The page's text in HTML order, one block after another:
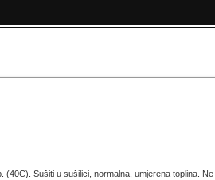
BLACK 2XL
(40C). Sušiti u sušilici, normalna, umjerena toplina.